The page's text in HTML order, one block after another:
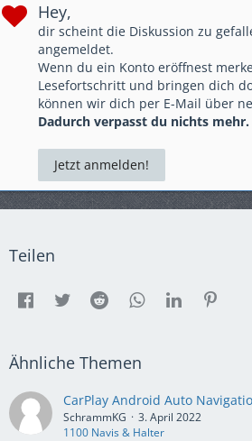
Hey,
dir scheint die Diskussion zu
angemeldet.
Wenn du ein Konto eröffnest
Lesefortschritt und bringen dich
können wir dich per E-Mail über
Dadurch verpasst du nichts mehr.
Jetzt anmelden!
Teilen
Ähnliche Themen
CarPlay Android Auto
SchrammKG
3. April 2022
1100 Navis & Halter